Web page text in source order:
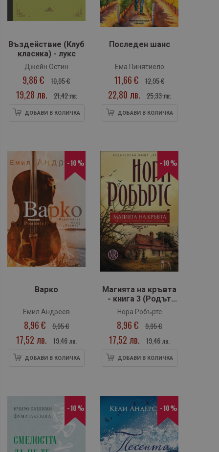
Въздействие (Клуб
класика) - лукс
Джейн Остин
9,86 € 10,95 €
19,28 лв. 21,42 лв.
ДОБАВИ В КОЛИЧКА
Последен шанс
Ема Пинятиело
11,66 € 12,95 €
22,80 лв. 25,33 лв.
ДОБАВИ В КОЛИЧКА
-10%
Варко
Емил Андреев
8,96 € 9,95 €
17,52 лв. 19,46 лв.
ДОБАВИ В КОЛИЧКА
-10%
Магията на кръвта
- книга 3 (Родът
О`Дуайър)
Нора Робъртс
8,96 € 9,95 €
17,52 лв. 19,46 лв.
ДОБАВИ В КОЛИЧКА
-10% -10%